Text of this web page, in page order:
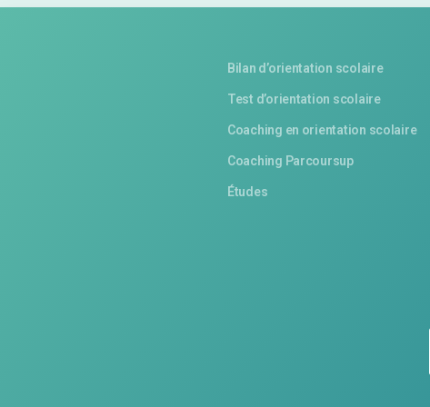
Bilan d’orientation scolaire
Test d’orientation scolaire
Coaching en orientation scolaire
Coaching Parcoursup
Études